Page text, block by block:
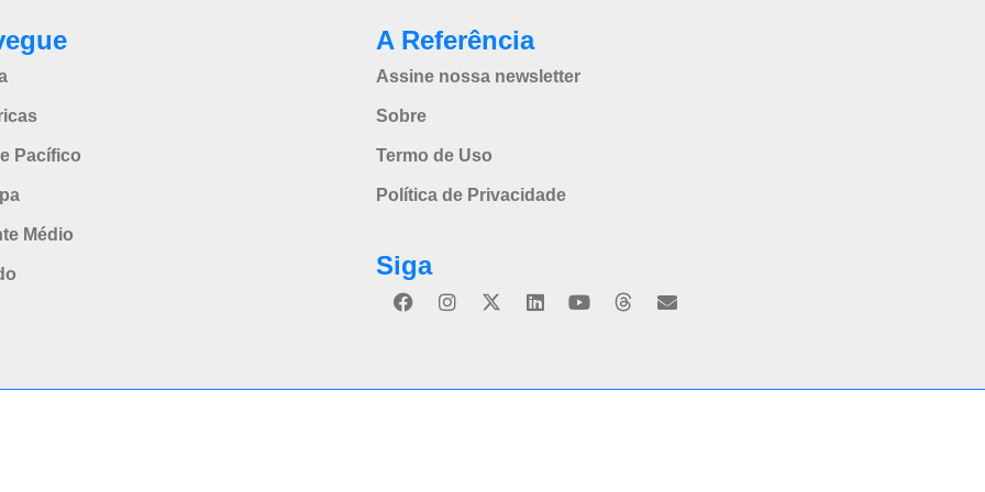
Pacífico
Médio
A Referência
Assine nossa newsletter
Sobre
Termo de Uso
Política de Privacidade
Siga